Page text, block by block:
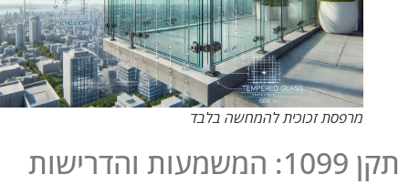
מרפסת זכוכית להמחשה בלבד
והדרישות